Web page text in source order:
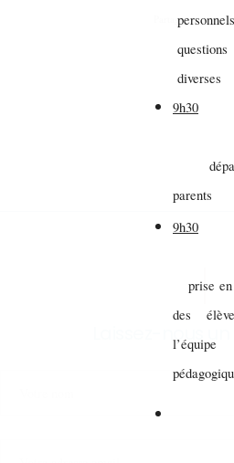
questions
diverses
9h30
parents
9h30
prise en
des
l’équipe
Partager sur vos
Laissez-nous